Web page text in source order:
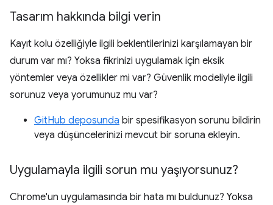
Tasarım hakkında bilgi verin
Kayıt kolu özelliğiyle ilgili beklentilerinizi karşılamayan bir
durum var mı? Yoksa fikrinizi uygulamak için eksik
yöntemler veya özellikler mi var? Güvenlik modeliyle ilgili
sorunuz veya yorumunuz mu var?
GitHub deposunda bir spesifikasyon sorunu bildirin
veya düşüncelerinizi mevcut bir soruna ekleyin.
Uygulamayla ilgili sorun mu yaşıyorsunuz?
Chrome'un uygulamasında bir hata mı buldunuz? Yoksa